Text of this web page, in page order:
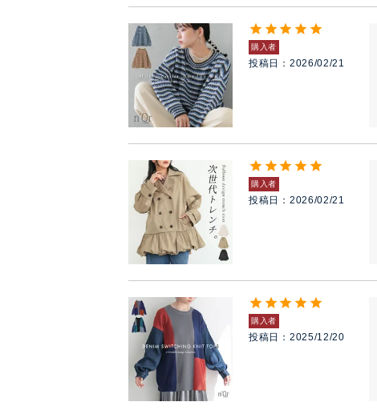
購入者
投稿日 2026/02/21
購入者
投稿日 2026/02/21
購入者
投稿日 2025/12/20